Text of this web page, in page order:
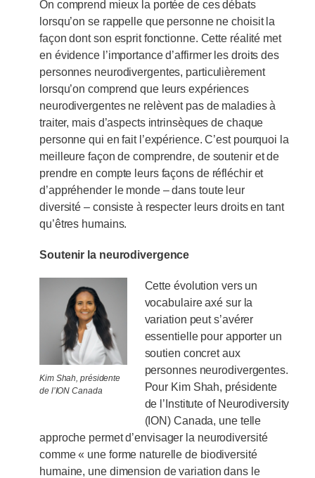
On comprend mieux la portée de ces débats
lorsqu’on se rappelle que personne ne choisit la
façon dont son esprit fonctionne. Cette réalité met
en évidence l’importance d’affirmer les droits des
personnes neurodivergentes, particulièrement
lorsqu’on comprend que leurs expériences
neurodivergentes ne relèvent pas de maladies à
traiter, mais d’aspects intrinsèques de chaque
personne qui en fait l’expérience. C’est pourquoi la
meilleure façon de comprendre, de soutenir et de
prendre en compte leurs façons de réfléchir et
d’appréhender le monde – dans toute leur
diversité – consiste à respecter leurs droits en tant
qu’êtres humains.
Soutenir la neurodivergence
Kim Shah, présidente
de l’ION Canada
Cette évolution vers un
vocabulaire axé sur la
variation peut s’avérer
essentielle pour apporter un
soutien concret aux
personnes neurodivergentes.
Pour Kim Shah, présidente
de l’Institute of Neurodiversity
(ION) Canada, une telle
approche permet d’envisager la neurodiversité
comme « une forme naturelle de biodiversité
humaine, une dimension de variation dans le